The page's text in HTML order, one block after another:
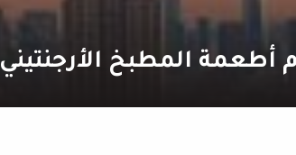
المطبخ الأرجنتيني